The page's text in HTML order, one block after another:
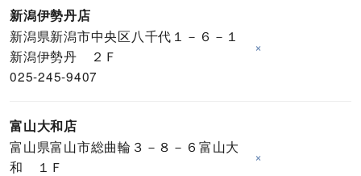
新潟伊勢丹店
新潟県新潟市中央区八千代１－６－１
新潟伊勢丹 ２Ｆ
025-245-9407
×
富山大和店
富山県富山市総曲輪３－８－６富山大
和 １Ｆ
×